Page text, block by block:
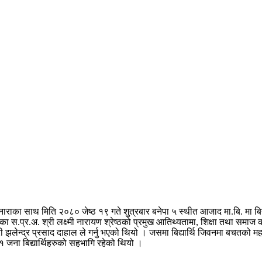
साथ मिति २०८० जेष्ठ १९ गते शुत्रबार बनेपा ५ स्थीत आजाद मा.बि. मा
स.प्र.अ. श्री लक्ष्मी नारायण श्रेष्ठको प्रमुख आतिथ्यतामा, शिक्षा तथा
प्रसाद दाहाल ले गर्नु भएको थियो । जसमा बिद्यार्थि जिवनमा बचतको
बिद्यार्थिहरुको सहभागि रहेको थियो ।